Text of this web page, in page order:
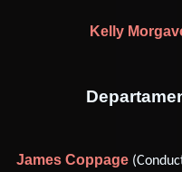
Kelly
James Coppage